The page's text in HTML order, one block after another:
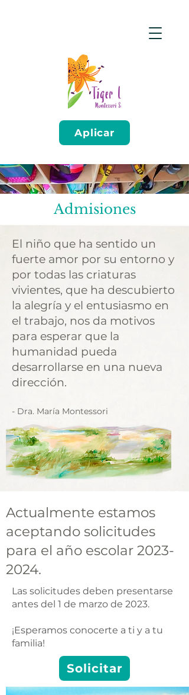
Aplicar
Admisiones
El niño que ha sentido un
fuerte amor por su entorno y
por todas las criaturas
vivientes, que ha descubierto
la alegría y el entusiasmo en
el trabajo, nos da motivos
para esperar que la
humanidad pueda
desarrollarse en una nueva
dirección.
- Dra. María Montessori
Actualmente estamos
aceptando solicitudes
para el año escolar 2023-
2024.
Las solicitudes deben presentarse
antes del 1 de marzo de 2023.
¡Esperamos conocerte a ti y a tu
familia!
Solicitar